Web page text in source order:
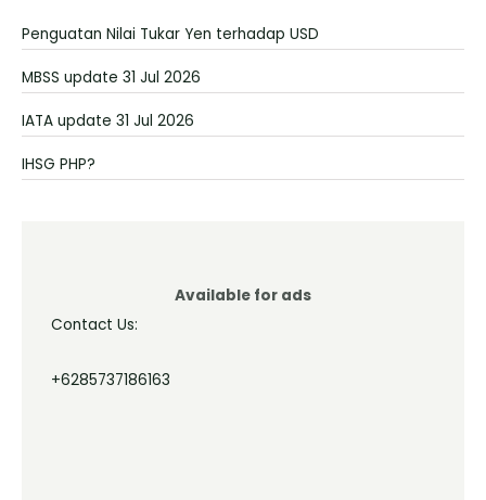
Penguatan Nilai Tukar Yen terhadap USD
MBSS update 31 Jul 2026
IATA update 31 Jul 2026
IHSG PHP?
Available for ads
Contact Us:
+6285737186163